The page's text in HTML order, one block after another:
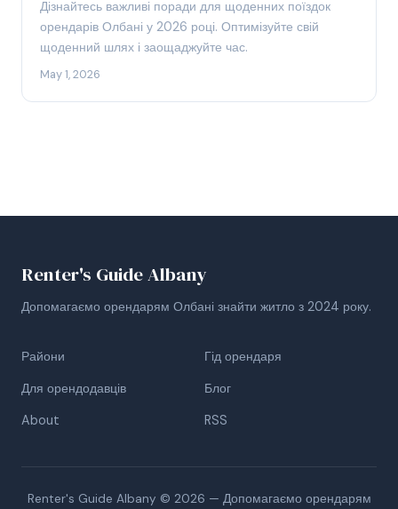
Дізнайтесь важливі поради для щоденних поїздок
орендарів Олбані у 2026 році. Оптимізуйте свій
щоденний шлях і заощаджуйте час.
May 1, 2026
Renter's Guide Albany
Допомагаємо орендарям Олбані знайти житло з 2024 року.
Райони
Гід орендаря
Для орендодавців
Блог
About
RSS
Renter's Guide Albany © 2026 — Допомагаємо орендарям